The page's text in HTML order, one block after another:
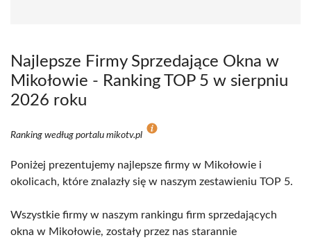
Najlepsze Firmy Sprzedające Okna w
Mikołowie - Ranking TOP 5 w sierpniu
2026 roku
Ranking według portalu mikotv.pl
Poniżej prezentujemy najlepsze firmy w Mikołowie i
okolicach, które znalazły się w naszym zestawieniu TOP 5.
Wszystkie firmy w naszym rankingu firm sprzedających
okna w Mikołowie, zostały przez nas starannie